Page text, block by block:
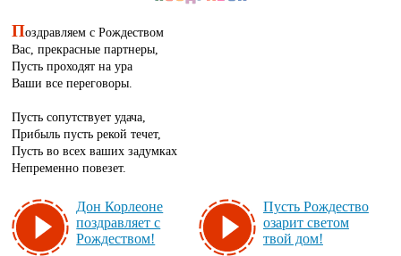
Поздравляем с Рождеством
Вас, прекрасные партнеры,
Пусть проходят на ура
Ваши все переговоры.
Пусть сопутствует удача,
Прибыль пусть рекой течет,
Пусть во всех ваших задумках
Непременно повезет.
Дон Кор­ле­оне
поз­драв­ля­ет с
Рож­дес­твом!
Пусть Рож­дес­тво
оза­рит све­том
твой дом!